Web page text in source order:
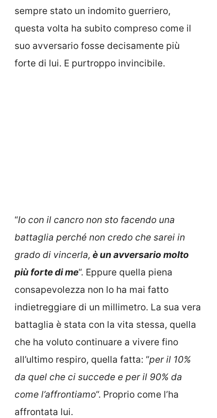
sempre stato un indomito guerriero,
questa volta ha subito compreso come il
suo avversario fosse decisamente più
forte di lui. E purtroppo invincibile.
“Io con il cancro non sto facendo una
battaglia perché non credo che sarei in
grado di vincerla, è un avversario molto
più forte di me“. Eppure quella piena
consapevolezza non lo ha mai fatto
indietreggiare di un millimetro. La sua vera
battaglia è stata con la vita stessa, quella
che ha voluto continuare a vivere fino
all’ultimo respiro, quella fatta: “per il 10%
da quel che ci succede e per il 90% da
come l’affrontiamo“. Proprio come l’ha
affrontata lui.